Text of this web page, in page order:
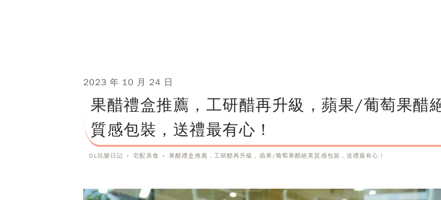
2023 年 10 月 24 日
果醋禮盒推薦，工研醋再升級，蘋果/葡萄果醋
質感包裝，送禮最有心！
OL玩樂日記 » 宅配美食 » 果醋禮盒推薦，工研醋再升級，蘋果/葡萄果醋絕美質感包裝，送禮最有心！